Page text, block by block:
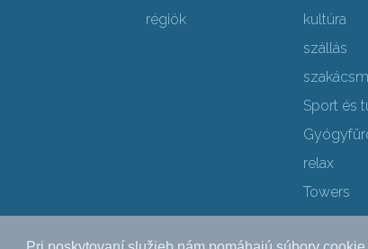
régiók
kultúra
szállás
Sport és
relax
Towers